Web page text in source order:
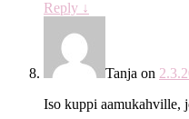
Reply ↓
Tanja on
Iso kuppi aamukahville,